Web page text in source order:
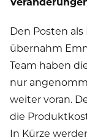
Den Posten
übernahm
Team haben
nur
weiter voran.
die
In Kürze